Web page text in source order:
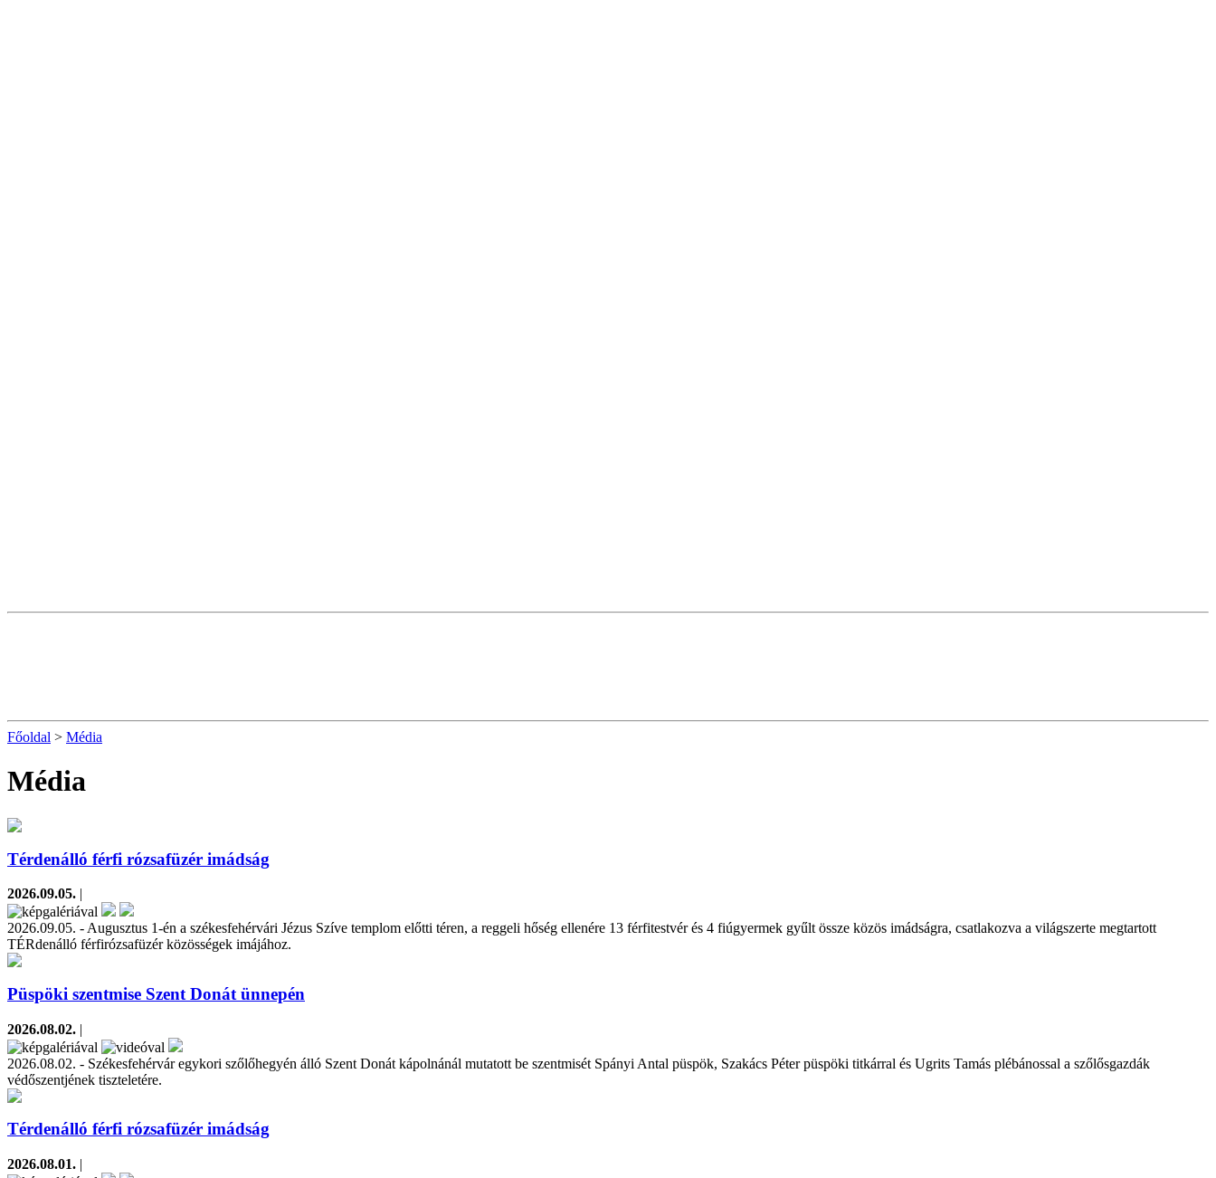
Főoldal > Média
Média
Térdenálló férfi rózsafüzér imádság
2026.09.05. |
2026.09.05. - Augusztus 1-én a székesfehérvári Jézus Szíve templom előtti téren, a reggeli hőség ellenére 13 férfitestvér és 4 fiúgyermek gyűlt össze közös imádságra, csatlakozva a világszerte megtartott
TÉRdenálló férfirózsafüzér közösségek imájához.
Püspöki szentmise Szent Donát ünnepén
2026.08.02. |
2026.08.02. - Székesfehérvár egykori szőlőhegyén álló Szent Donát kápolnánál mutatott be szentmisét Spányi Antal püspök, Szakács Péter püspöki titkárral és Ugrits Tamás plébánossal a szőlősgazdák
védőszentjének tiszteletére.
Térdenálló férfi rózsafüzér imádság
2026.08.01. |